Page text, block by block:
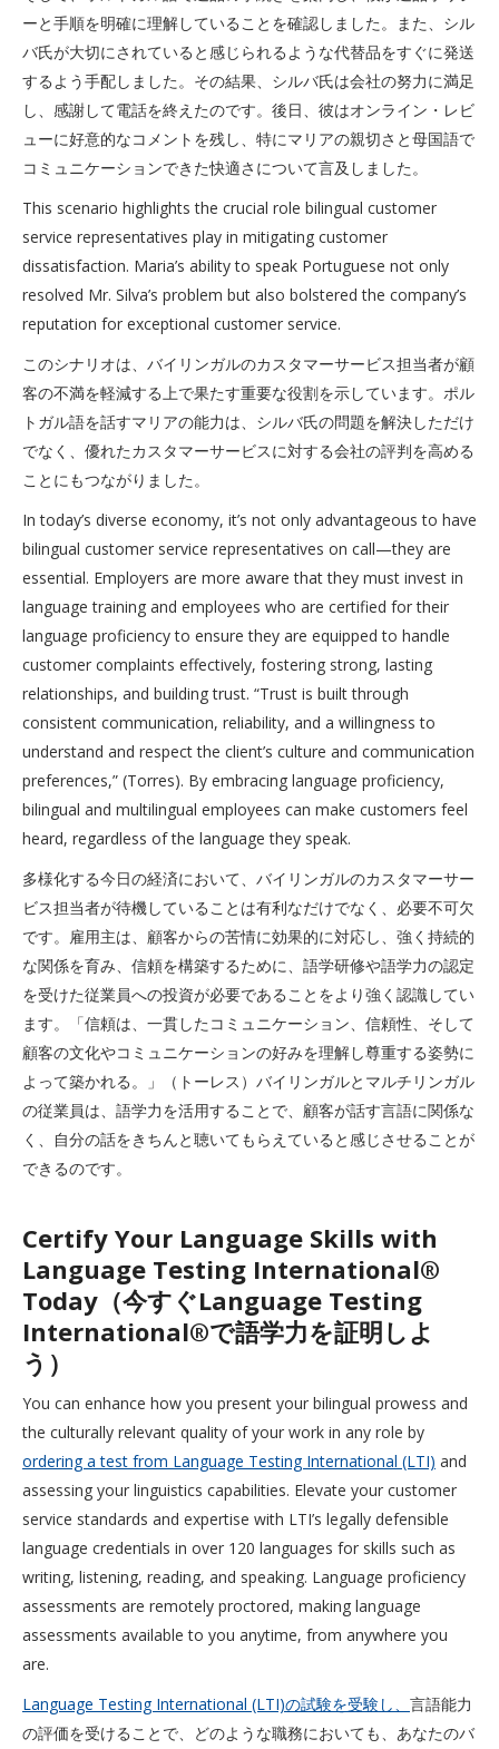
ーと手順を明確に理解していることを確認しました。また、シル
バ氏が大切にされていると感じられるような代替品をすぐに発送
するよう手配しました。その結果、シルバ氏は会社の努力に満足
し、感謝して電話を終えたのです。後日、彼はオンライン・レビ
ューに好意的なコメントを残し、特にマリアの親切さと母国語で
コミュニケーションできた快適さについて言及しました。
This scenario highlights the crucial role bilingual customer
service representatives play in mitigating customer
dissatisfaction. Maria’s ability to speak Portuguese not only
resolved Mr. Silva’s problem but also bolstered the company’s
reputation for exceptional customer service.
このシナリオは、バイリンガルのカスタマーサービス担当者が顧
客の不満を軽減する上で果たす重要な役割を示しています。ポル
トガル語を話すマリアの能力は、シルバ氏の問題を解決しただけ
でなく、優れたカスタマーサービスに対する会社の評判を高める
ことにもつながりました。
In today’s diverse economy, it’s not only advantageous to have
bilingual customer service representatives on call—they are
essential. Employers are more aware that they must invest in
language training and employees who are certified for their
language proficiency to ensure they are equipped to handle
customer complaints effectively, fostering strong, lasting
relationships, and building trust. “Trust is built through
consistent communication, reliability, and a willingness to
understand and respect the client’s culture and communication
preferences,” (Torres). By embracing language proficiency,
bilingual and multilingual employees can make customers feel
heard, regardless of the language they speak.
多様化する今日の経済において、バイリンガルのカスタマーサー
ビス担当者が待機していることは有利なだけでなく、必要不可欠
です。雇用主は、顧客からの苦情に効果的に対応し、強く持続的
な関係を育み、信頼を構築するために、語学研修や語学力の認定
を受けた従業員への投資が必要であることをより強く認識してい
ます。「信頼は、一貫したコミュニケーション、信頼性、そして
顧客の文化やコミュニケーションの好みを理解し尊重する姿勢に
よって築かれる。」（トーレス）バイリンガルとマルチリンガル
の従業員は、語学力を活用することで、顧客が話す言語に関係な
く、自分の話をきちんと聴いてもらえていると感じさせることが
できるのです。
Certify Your Language Skills with
Language Testing International®
Today（今すぐLanguage Testing
International®で語学力を証明しよ
う）
You can enhance how you present your bilingual prowess and
the culturally relevant quality of your work in any role by
ordering a test from Language Testing International (LTI) and
assessing your linguistics capabilities. Elevate your customer
service standards and expertise with LTI’s legally defensible
language credentials in over 120 languages for skills such as
writing, listening, reading, and speaking. Language proficiency
assessments are remotely proctored, making language
assessments available to you anytime, from anywhere you
are.
Language Testing International (LTI)の試験を受験し、 言語能力
の評価を受けることで、どのような職務においても、あなたのバ